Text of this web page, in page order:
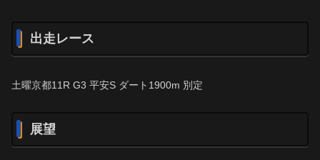
出走レース
土曜京都11R G3 平安S ダート1900m 別定
展望